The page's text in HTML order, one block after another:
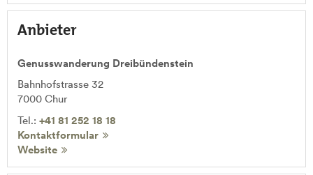
Anbieter
Genusswanderung Dreibündenstein
Bahnhofstrasse 32
7000 Chur
Tel.: +41 81 252 18 18
Kontaktformular
Website